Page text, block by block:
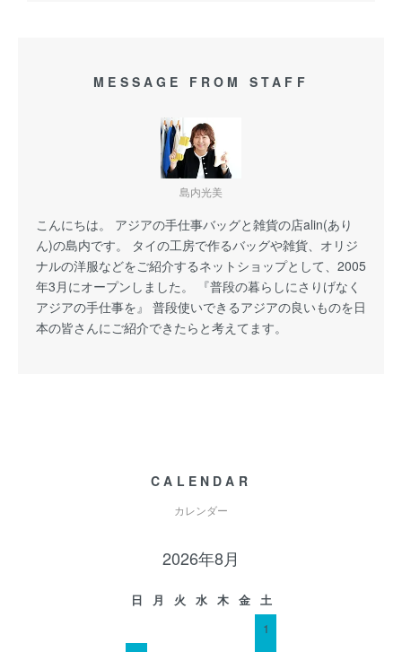
MESSAGE FROM STAFF
島内光美
こんにちは。 アジアの手仕事バッグと雑貨の店alin(あり
ん)の島内です。 タイの工房で作るバッグや雑貨、オリジ
ナルの洋服などをご紹介するネットショップとして、2005
年3月にオープンしました。 『普段の暮らしにさりげなく
アジアの手仕事を』 普段使いできるアジアの良いものを日
本の皆さんにご紹介できたらと考えてます。
CALENDAR
カレンダー
2026年8月
日 月 火 水 木 金
土
1